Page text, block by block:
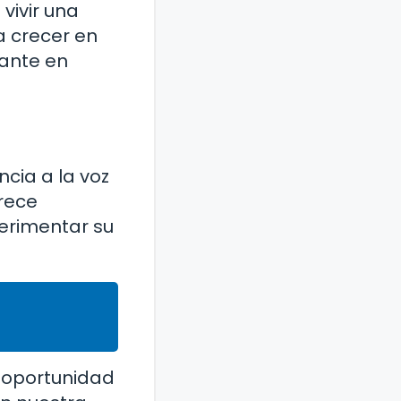
una
crecer en
en
a la voz
su